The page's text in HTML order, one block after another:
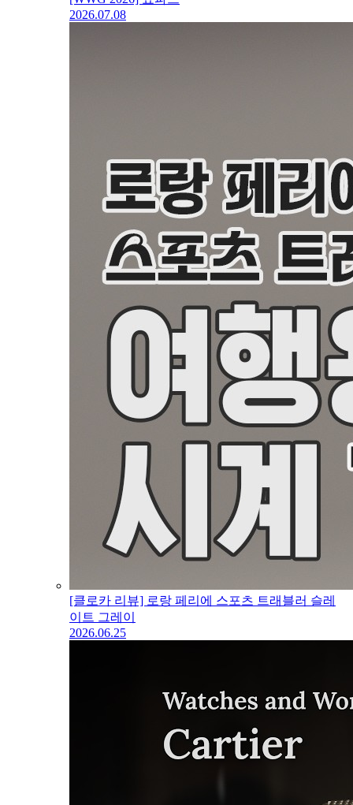
2026.07.08
[클로카 리뷰] 로랑 페리에 스포츠 트래블러 슬레
이트 그레이
2026.06.25